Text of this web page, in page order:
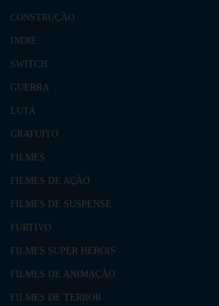
CONSTRUÇÃO
INDIE
SWITCH
GUERRA
LUTA
GRATUITO
FILMES
FILMES DE AÇÃO
FILMES DE SUSPENSE
FURTIVO
FILMES SUPER HERÓIS
FILMES DE ANIMAÇÃO
FILMES DE TERROR